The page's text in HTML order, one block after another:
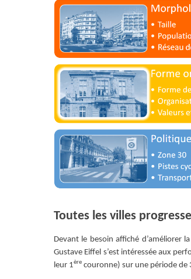
Toutes les villes
Devant le besoin affiché d’améliorer
Gustave Eiffel s’est intéressée aux
leur 1ère couronne) sur une période de